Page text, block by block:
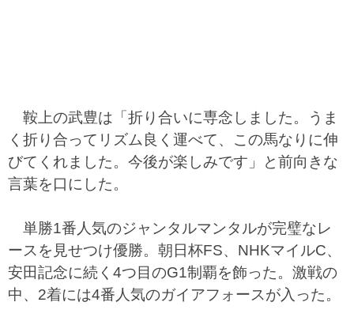
鞍上の武豊は「折り合いに専念しました。うま
く折り合ってリズム良く運べて、この馬なりに伸
びてくれました。今後が楽しみです」と前向きな
言葉を口にした。
単勝1番人気のジャンタルマンタルが完璧なレ
ースを見せつけ優勝。朝日杯FS、NHKマイルC、
安田記念に続く4つ目のG1制覇を飾った。激戦の
中、2着には4番人気のガイアフォースが入った。